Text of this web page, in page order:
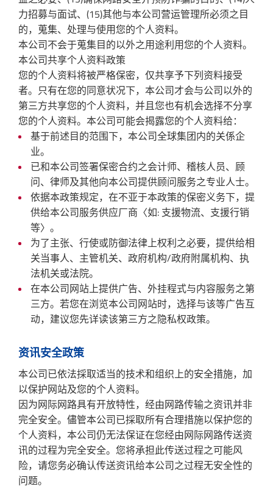
力招募与面试、(15)其他与本公司营运管理所必须之目
的，蒐集、处理与使用您的个人资料。
本公司不会于蒐集目的以外之用途利用您的个人资料。
本公司共享个人资料政策
您的个人资料将被严格保密，仅共享予下列资料接受
者。只有在您的同意状况下，本公司才会与公司以外的
第三方共享您的个人资料，并且您也有机会选择不分享
您的个人资料。本公司可能会揭露您的个人资料给：
基于前述目的范围下，本公司全球集团内的关係企
业。
已和本公司签署保密合约之会计师、稽核人员、顾
问、律师及其他向本公司提供顾问服务之专业人士。
依据本政策规定，在不亚于本政策的保密义务下，提
供给本公司服务供应厂商〈如: 支援物流、支援行销
等〉。
为了主张、行使或防御法律上权利之必要，提供给相
关当事人、主管机关、政府机构/政府附属机构、执
法机关或法院。
在本公司网站上提供广告、外挂程式与内容服务之第
三方。若您在浏览本公司网站时，选择与该等广告互
动，建议您先详读该第三方之隐私权政策。
资讯安全政策
本公司已依法採取适当的技术和组织上的安全措施，加
以保护网站及您的个人资料。
因为网际网路具有开放特性，经由网路传输之资讯并非
完全安全。儘管本公司已採取所有合理措施以保护您的
个人资料，本公司仍无法保证在您经由网际网路传送资
讯的过程为完全安全。您将承担此传送过程之可能风
险，请您务必确认传送资讯给本公司之过程无安全性的
问题。